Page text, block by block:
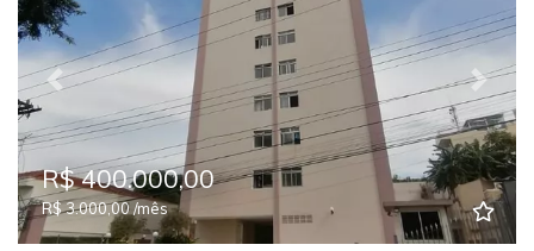
Previous Next
R$ 400.000,00
R$ 3.000,00 /mês